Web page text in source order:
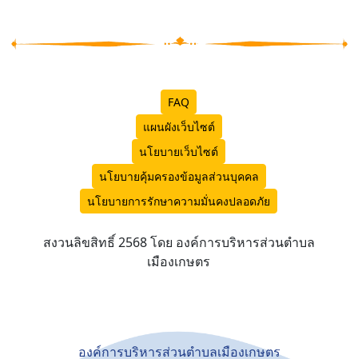
FAQ
แผนผังเว็บไซต์
นโยบายเว็บไซต์
นโยบายคุ้มครองข้อมูลส่วนบุคคล
นโยบายการรักษาความมั่นคงปลอดภัย
สงวนลิขสิทธิ์ 2568 โดย องค์การบริหารส่วนตำบล
เมืองเกษตร
องค์การบริหารส่วนตำบลเมืองเกษตร